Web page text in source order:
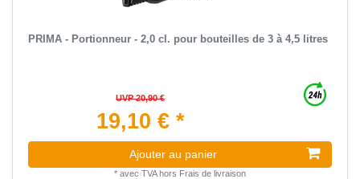
PRIMA - Portionneur - 2,0 cl. pour bouteilles de 3 à 4,5 litres
UVP 20,90 €
19,10 € *
Ajouter au panier
* avec TVAhors Frais de livraison